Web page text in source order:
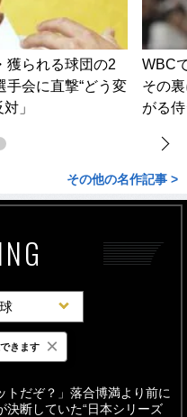
獲られる球団の2
会に直撃“どう変
」
WBC
その
がる
その他の名作記事 >
週間
トだぞ？」落合博満より前に
決断していた“日本シリーズ
きます ×